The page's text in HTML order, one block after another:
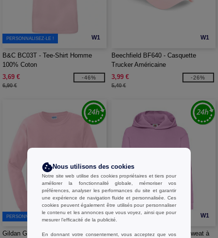
W1
PERSONNALISEZ-LE !
B&C BC03T - Tee-Shirt Homme
100% Coton
3,69 €
6,90 €
-46%
W1
Beechfield BF640 - Casquette
Trucker Américaine
3,99 €
5,40 €
-26%
W1
PERSONNALISEZ-LE !
Gildan GN186 - T-Shirt Manches
W1
Fruit of the Loom SC371 - Sweat à
Nous utilisons des cookies
Notre site web utilise des cookies propriétaires et tiers pour
améliorer la fonctionnalité globale, mémoriser vos
préférences, analyser les performances du site et garantir
une expérience de navigation fluide et personnalisée. Ces
cookies peuvent également être utilisés pour personnaliser
le contenu et les annonces que vous voyez, ainsi que pour
mesurer l’efficacité de la publicité.
En donnant votre consentement, vous acceptez que vos